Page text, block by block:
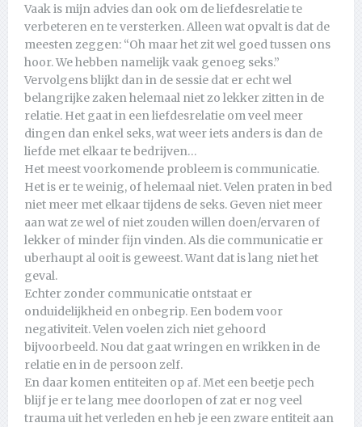
Vaak is mijn advies dan ook om de liefdesrelatie te
verbeteren en te versterken. Alleen wat opvalt is dat de
meesten zeggen: “Oh maar het zit wel goed tussen ons
hoor. We hebben namelijk vaak genoeg seks.”
Vervolgens blijkt dan in de sessie dat er echt wel
belangrijke zaken helemaal niet zo lekker zitten in de
relatie. Het gaat in een liefdesrelatie om veel meer
dingen dan enkel seks, wat weer iets anders is dan de
liefde met elkaar te bedrijven…
Het meest voorkomende probleem is communicatie.
Het is er te weinig, of helemaal niet. Velen praten in bed
niet meer met elkaar tijdens de seks. Geven niet meer
aan wat ze wel of niet zouden willen doen/ervaren of
lekker of minder fijn vinden. Als die communicatie er
uberhaupt al ooit is geweest. Want dat is lang niet het
geval.
Echter zonder communicatie ontstaat er
onduidelijkheid en onbegrip. Een bodem voor
negativiteit. Velen voelen zich niet gehoord
bijvoorbeeld. Nou dat gaat wringen en wrikken in de
relatie en in de persoon zelf.
En daar komen entiteiten op af. Met een beetje pech
blijf je er te lang mee doorlopen of zat er nog veel
trauma uit het verleden en heb je een zware entiteit aan